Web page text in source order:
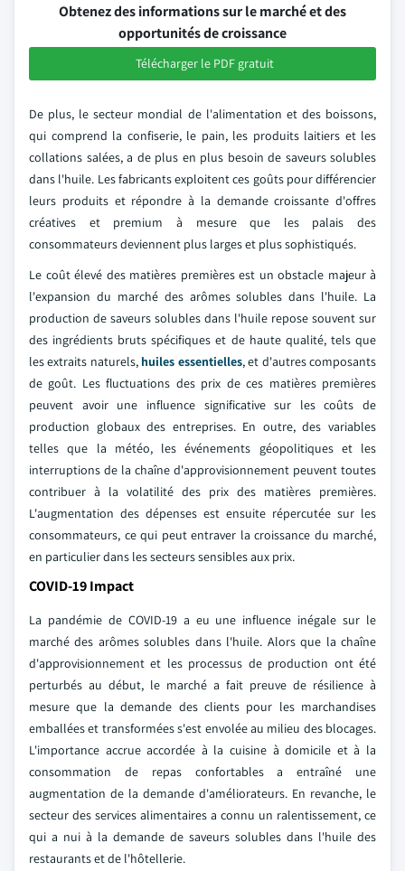
Obtenez des informations sur le marché et des
opportunités de croissance
Télécharger le PDF gratuit
De plus, le secteur mondial de l'alimentation et des boissons,
qui comprend la confiserie, le pain, les produits laitiers et les
collations salées, a de plus en plus besoin de saveurs solubles
dans l'huile. Les fabricants exploitent ces goûts pour différencier
leurs produits et répondre à la demande croissante d'offres
créatives et premium à mesure que les palais des
consommateurs deviennent plus larges et plus sophistiqués.
Le coût élevé des matières premières est un obstacle majeur à
l'expansion du marché des arômes solubles dans l'huile. La
production de saveurs solubles dans l'huile repose souvent sur
des ingrédients bruts spécifiques et de haute qualité, tels que
les extraits naturels, huiles essentielles, et d'autres composants
de goût. Les fluctuations des prix de ces matières premières
peuvent avoir une influence significative sur les coûts de
production globaux des entreprises. En outre, des variables
telles que la météo, les événements géopolitiques et les
interruptions de la chaîne d'approvisionnement peuvent toutes
contribuer à la volatilité des prix des matières premières.
L'augmentation des dépenses est ensuite répercutée sur les
consommateurs, ce qui peut entraver la croissance du marché,
en particulier dans les secteurs sensibles aux prix.
COVID-19 Impact
La pandémie de COVID-19 a eu une influence inégale sur le
marché des arômes solubles dans l'huile. Alors que la chaîne
d'approvisionnement et les processus de production ont été
perturbés au début, le marché a fait preuve de résilience à
mesure que la demande des clients pour les marchandises
emballées et transformées s'est envolée au milieu des blocages.
L'importance accrue accordée à la cuisine à domicile et à la
consommation de repas confortables a entraîné une
augmentation de la demande d'améliorateurs. En revanche, le
secteur des services alimentaires a connu un ralentissement, ce
qui a nui à la demande de saveurs solubles dans l'huile des
restaurants et de l'hôtellerie.